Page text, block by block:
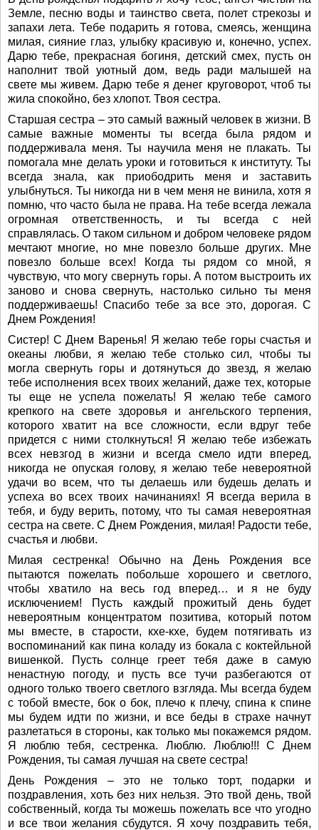
Земле, песню воды и таинство света, полет стрекозы и
запахи лета. Тебе подарить я готова, смеясь, женщина
милая, сияние глаз, улыбку красивую и, конечно, успех.
Дарю тебе, прекрасная богиня, детский смех, пусть он
наполнит твой уютный дом, ведь ради малышей на
свете мы живем. Дарю тебе я денег круговорот, чтоб ты
жила спокойно, без хлопот. Твоя сестра.
Старшая сестра – это самый важный человек в жизни. В
самые важные моменты ты всегда была рядом и
поддерживала меня. Ты научила меня не плакать. Ты
помогала мне делать уроки и готовиться к институту. Ты
всегда знала, как приободрить меня и заставить
улыбнуться. Ты никогда ни в чем меня не винила, хотя я
помню, что часто была не права. На тебе всегда лежала
огромная ответственность, и ты всегда с ней
справлялась. О таком сильном и добром человеке рядом
мечтают многие, но мне повезло больше других. Мне
повезло больше всех! Когда ты рядом со мной, я
чувствую, что могу свернуть горы. А потом выстроить их
заново и снова свернуть, настолько сильно ты меня
поддерживаешь! Спасибо тебе за все это, дорогая. С
Днем Рождения!
Систер! С Днем Варенья! Я желаю тебе горы счастья и
океаны любви, я желаю тебе столько сил, чтобы ты
могла свернуть горы и дотянуться до звезд, я желаю
тебе исполнения всех твоих желаний, даже тех, которые
ты еще не успела пожелать! Я желаю тебе самого
крепкого на свете здоровья и ангельского терпения,
которого хватит на все сложности, если вдруг тебе
придется с ними столкнуться! Я желаю тебе избежать
всех невзгод в жизни и всегда смело идти вперед,
никогда не опуская голову, я желаю тебе невероятной
удачи во всем, что ты делаешь или будешь делать и
успеха во всех твоих начинаниях! Я всегда верила в
тебя, и буду верить, потому, что ты самая невероятная
сестра на свете. С Днем Рождения, милая! Радости тебе,
счастья и любви.
Милая сестренка! Обычно на День Рождения все
пытаются пожелать побольше хорошего и светлого,
чтобы хватило на весь год вперед… и я не буду
исключением! Пусть каждый прожитый день будет
невероятным концентратом позитива, который потом
мы вместе, в старости, кхе-кхе, будем потягивать из
воспоминаний как пина коладу из бокала с коктейльной
вишенкой. Пусть солнце греет тебя даже в самую
ненастную погоду, и пусть все тучи разбегаются от
одного только твоего светлого взгляда. Мы всегда будем
с тобой вместе, бок о бок, плечо к плечу, спина к спине
мы будем идти по жизни, и все беды в страхе начнут
разлетаться в стороны, как только мы покажемся рядом.
Я люблю тебя, сестренка. Люблю. Люблю!!! С Днем
Рождения, ты самая лучшая на свете сестра!
День Рождения – это не только торт, подарки и
поздравления, хоть без них нельзя. Это твой день, твой
собственный, когда ты можешь пожелать все что угодно
и все твои желания сбудутся. Я хочу поздравить тебя,